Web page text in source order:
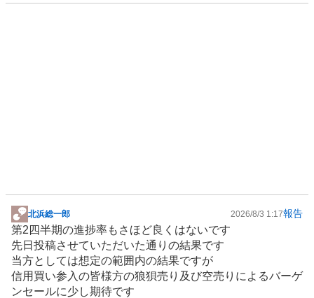
く
掲
示
板
記
事
北浜総一郎 2026/8/3 1:17報告
第2四半期の進捗率もさほど良くはないです
先日投稿させていただいた通りの結果です
当方としては想定の範囲内の結果ですが
信用買い参入の皆様方の狼狽売り及び空売りによるバーゲ
ンセールに少し期待です